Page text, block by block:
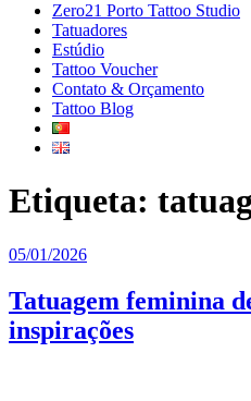
Zero21 Porto Tattoo Studio
Tatuadores
Estúdio
Tattoo Voucher
Contato & Orçamento
Tattoo Blog
Etiqueta:
Publicado
05/01/2026
Tatuagem feminina
inspirações